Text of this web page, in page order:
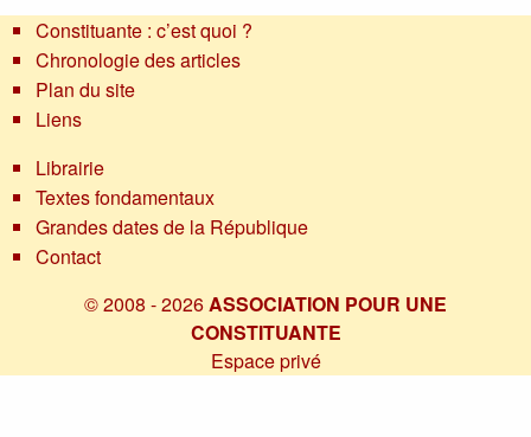
Constituante : c’est quoi ?
Chronologie des articles
Plan du site
Liens
Librairie
Textes fondamentaux
Grandes dates de la République
Contact
© 2008 - 2026 ASSOCIATION POUR UNE
CONSTITUANTE
Espace privé